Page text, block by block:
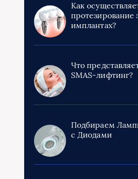
Как
протезирование
имплантах?
Что
SMAS-лифтинг?
Подбираем
с Диодами